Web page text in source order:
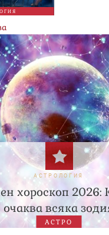
АСТРОЛОГИЯ
хороскоп 2026:
очаква всяка
АСТРО